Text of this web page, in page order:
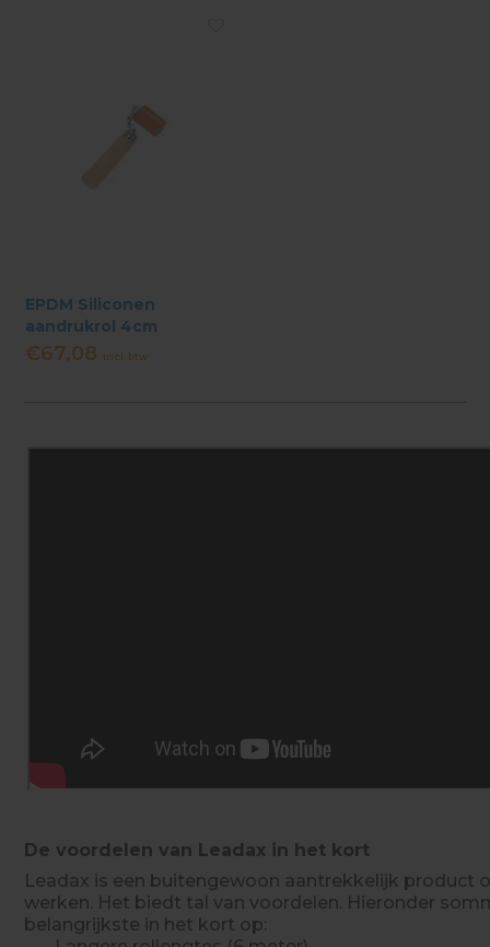
EPDM Siliconen
aandrukrol 4cm
€67,08 Incl. btw
De voordelen van Leadax in het kort
Leadax is een buitengewoon aantrekkelijk product
werken. Het biedt tal van voordelen. Hieronder
belangrijkste in het kort op: